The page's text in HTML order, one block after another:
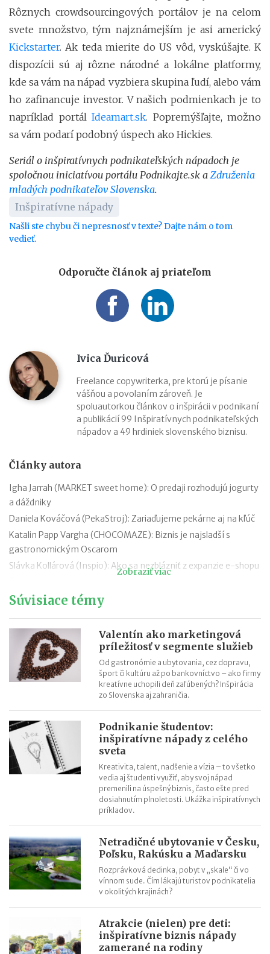
Rôznych crowdsourcingových portálov je na celom
svete množstvo, tým najznámejším je asi americký
Kickstarter. Ak teda mierite do US vôd, vyskúšajte. K
dispozícii sú aj rôzne národné a lokálne platformy,
kde sa vám na nápad vyzbiera skupina ľudí, alebo vám
ho zafinancuje investor. V našich podmienkach je to
napríklad portál Ideamart.sk. Popremýšľajte, možno
sa vám podarí podobný úspech ako Hickies.
Seriál o inšpiratívnych podnikateľských nápadoch je
spoločnou iniciatívou portálu Podnikajte.sk a Združenia
mladých podnikateľov Slovenska.
Inšpiratívne nápady
Našli ste chybu či nepresnosť v texte? Dajte nám o tom
vedieť.
Odporučte článok aj priateľom
Ivica Ďuricová
Freelance copywriterka, pre ktorú je písanie
vášňou a povolaním zároveň. Je
spoluautorkou článkov o inšpirácii v podnikaní
a publikácií 99 Inšpiratívnych podnikateľských
nápadov a 49 hrdiniek slovenského biznisu.
Články autora
Igha Jarrah (MARKET sweet home): O predaji rozhodujú jogurty
a dáždniky
Daniela Kováčová (PekaStroj): Zariaďujeme pekárne aj na kľúč
Katalin Papp Vargha (CHOCOMAZE): Biznis je najsladší s
gastronomickým Oscarom
Slávka Kollárová (Inspio): Ako sa nezblázniť z expanzie e-shopu
chodiaca reklama zadarmo
kabaretu
Melinda Mikleová (Eurotoner): Predávame ľuďom svätý pokoj
Jaromíra Ostrožovičová (vinárstvo Ostrožovič): Láska k
vinárovi sa zmenila na spoločnú firmu
Eva Stejskalová (MicroStep): Priemyselné technológie nie sú
Eva Škovranová (1907 Perfumeries): Biznis mi doslova vonia
Zobraziť viac
Súvisiace témy
Valentín ako marketingová
príležitosť v segmente služieb
Od gastronómie a ubytovania, cez dopravu,
šport či kultúru až po bankovníctvo – ako firmy
kreatívne uchopili deň zaľúbených? Inšpirácia
zo Slovenska aj zahraničia.
Podnikanie študentov:
inšpiratívne nápady z celého
sveta
Kreativita, talent, nadšenie a vízia – to všetko
vedia aj študenti využiť, aby svoj nápad
premenili na úspešný biznis, často ešte pred
dosiahnutím plnoletosti. Ukážka inšpiratívnych
príkladov.
Netradičné ubytovanie v Česku,
Poľsku, Rakúsku a Maďarsku
Rozprávková dedinka, pobyt v „skale“ či vo
vínnom sude. Čím lákajú turistov podnikatelia
v okolitých krajinách?
Atrakcie (nielen) pre deti:
inšpiratívne biznis nápady
zamerané na rodiny